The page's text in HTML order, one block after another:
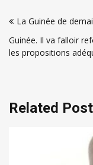
de
l’article
La Guinée de
Guinée. Il va falloir
les propositions
Related